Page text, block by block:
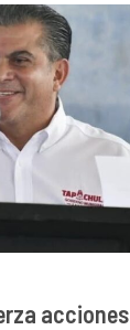
acciones